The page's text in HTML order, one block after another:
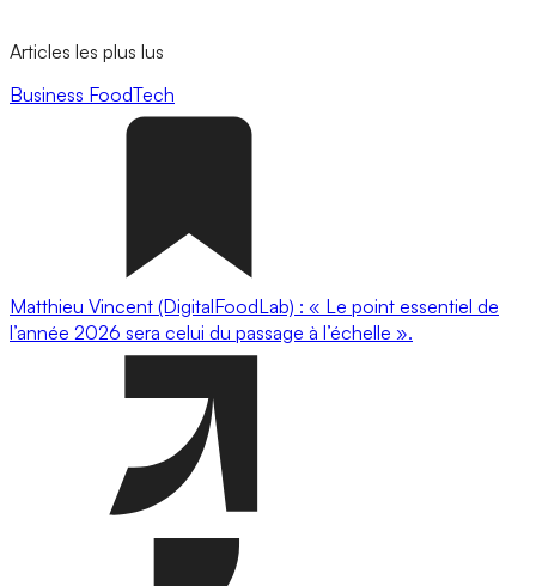
Articles les plus lus
Business FoodTech
Matthieu Vincent (DigitalFoodLab) : « Le point essentiel de
l’année 2026 sera celui du passage à l’échelle ».